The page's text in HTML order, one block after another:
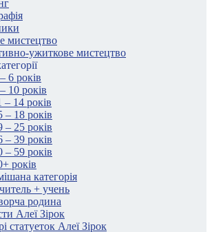
мистецтво
ужиткове мистецтво
6 років
10 років
– 14 років
– 18 років
– 25 років
– 39 років
– 59 років
років
категорія
+ учень
родина
Алеї Зірок
статуеток Алеї Зірок